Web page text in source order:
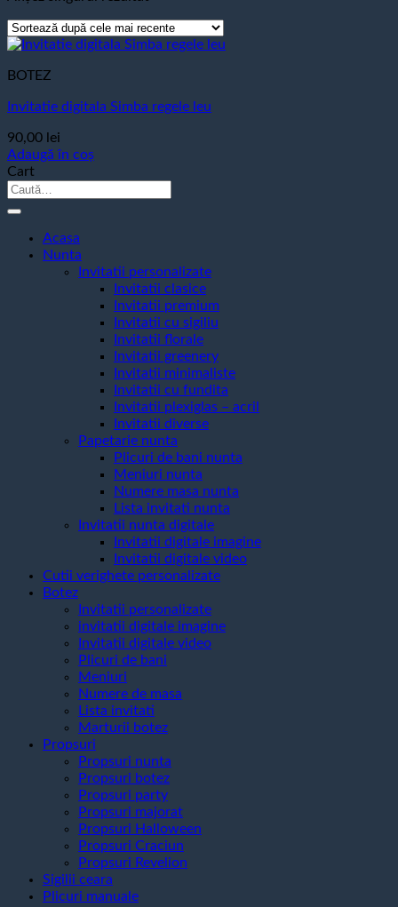
BOTEZ
Invitatie digitala Simba regele leu
90,00 lei
Adaugă în coș
Cart
Caută
Acasa
Nunta
Invitatii personalizate
Invitatii clasice
Invitatii premium
Invitatii cu sigiliu
Invitatii florale
Invitatii greenery
Invitatii minimaliste
Invitatii cu fundita
Invitatii plexiglas – acril
Invitatii diverse
Papetarie nunta
Plicuri de bani nunta
Meniuri nunta
Numere masa nunta
Lista invitati nunta
Invitatii nunta digitale
Invitatii digitale imagine
Invitatii digitale video
Cutii verighete personalizate
Botez
Invitatii personalizate
invitatii digitale imagine
Invitatii digitale video
Plicuri de bani
Meniuri
Numere de masa
Lista invitati
Marturii botez
Propsuri
Propsuri nunta
Propsuri botez
Propsuri party
Propsuri majorat
Propsuri Halloween
Propsuri Craciun
Propsuri Revelion
Sigilii ceara
Plicuri manuale